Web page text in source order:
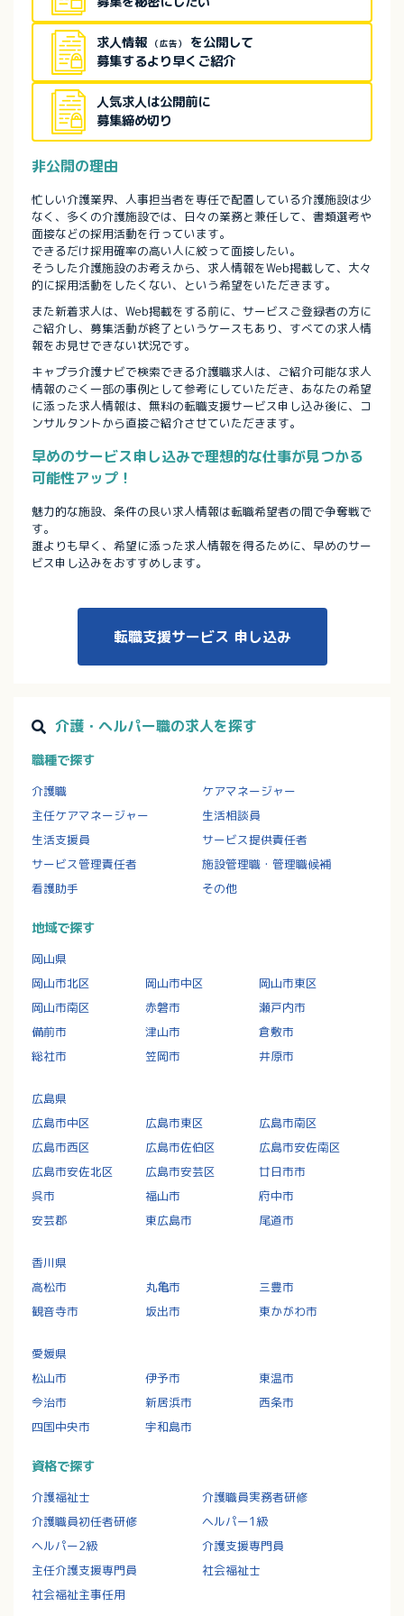
求人情報 （広告）
を公開して
募集するより早くご紹介
人気求人は公開前に
募集締め切り
非公開の理由
忙しい介護業界、人事担当者を専任で配置している介護施設は少
なく、多くの介護施設では、日々の業務と兼任して、書類選考や
面接などの採用活動を行っています。
できるだけ採用確率の高い人に絞って面接したい。
そうした介護施設のお考えから、求人情報をWeb掲載して、大々
的に採用活動をしたくない、という希望をいただきます。
また新着求人は、Web掲載をする前に、サービスご登録者の方に
ご紹介し、募集活動が終了というケースもあり、すべての求人情
報をお見せできない状況です。
キャプラ介護ナビで検索できる介護職求人は、ご紹介可能な求人
情報のごく一部の事例として参考にしていただき、あなたの希望
に添った求人情報は、無料の転職支援サービス申し込み後に、コ
ンサルタントから直接ご紹介させていただきます。
早めのサービス申し込みで理想的な仕事が見つかる
可能性アップ！
魅力的な施設、条件の良い求人情報は転職希望者の間で争奪戦で
す。
誰よりも早く、希望に添った求人情報を得るために、早めのサー
ビス申し込みをおすすめします。
転職支援サービス 申し込み
介護・ヘルパー職の求人を探す
職種で探す
介護職
ケアマネージャー
主任ケアマネージャー
生活相談員
生活支援員
サービス提供責任者
サービス管理責任者
施設管理職・管理職候補
看護助手
その他
地域で探す
岡山県
岡山市北区
岡山市中区
岡山市東区
岡山市南区
赤磐市
瀬戸内市
備前市
津山市
倉敷市
総社市
笠岡市 井原市
広島県
広島市中区
広島市東区
広島市南区
広島市西区
広島市佐伯区
広島市安佐南区
広島市安佐北区
広島市安芸区
廿日市市
呉市
福山市
府中市
安芸郡
東広島市 尾道市
香川県
高松市
丸亀市
三豊市
観音寺市
坂出市 東かがわ市
愛媛県
松山市
伊予市
東温市
今治市
新居浜市
西条市
四国中央市
宇和島市
資格で探す
介護福祉士
介護職員実務者研修
介護職員初任者研修
ヘルパー1級
ヘルパー2級
介護支援専門員
主任介護支援専門員
社会福祉士
社会福祉主事任用